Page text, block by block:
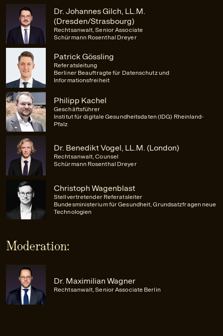
Dr. Johannes Gilch, LL.M.
(Dresden/Strasbourg)
Rechtsanwalt, Senior Associate
Schürmann Rosenthal Dreyer
Patrick Gössling
Referatsleitung
Berliner Beauftragte für Datenschutz und
Informationsfreiheit
Philipp Kachel
Geschäftsführer
Institut für digitale Gesundheitsdaten (IDG) Rheinland-
Pfalz
Dr. Benedikt Vogel, LL.M. (London)
Rechtsanwalt, Counsel
Schürmann Rosenthal Dreyer
Christoph Wagenblast
Stellvertretender Referatsleiter
Bundesministerium für Gesundheit, Grundsatzfragen neue
Technologien
Moderation:
Dr. Maximilian Wagner
Rechtsanwalt, Senior Associate Berlin